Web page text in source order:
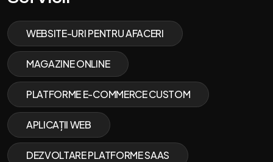
WEBSITE-URI PENTRU AFACERI
MAGAZINE ONLINE
PLATFORME E-COMMERCE CUSTOM
APLICAȚII WEB
DEZVOLTARE PLATFORME SAAS